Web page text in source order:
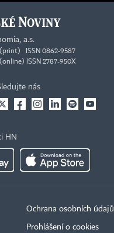
a.s.
(print) ISSN 0862-9587
ISSN 2787-950X
nás
HN
Ochrana osobních údajů
Prohlášení o cookies